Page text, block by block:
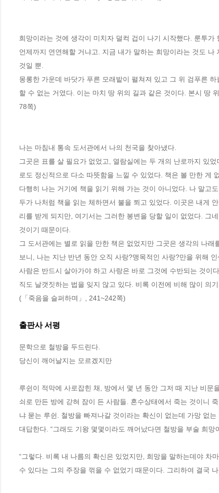
희망이라는 것에 생각이 미치자 덜컥 겁이 나기 시작했다. 룬투
언제까지 연연해할 거냐고. 지금 내가 말하는 희망이라는 것도
것일 뿐.
몽롱한 가운데 바닷가 푸른 모래밭이 펼쳐져 있고 그 위 검푸른
할 수 없는 거였다. 이는 마치 땅 위의 길과 같은 것이다. 본시 땅
78쪽)
나는 마침내 통속 도서관에서 나의 천국을 찾아냈다.
그곳은 표를 살 필요가 없었고, 열람실에는 두 개의 난로까지 있
로도 정신적으로 다소 따뜻함을 느낄 수 있었다. 책은 볼 만한 게
다행히 나는 거기에 책을 읽기 위해 가는 것이 아니었다. 나 말고
두가 나처럼 책을 읽는 체하면서 불을 쬐고 있었다. 이곳은 내게
리를 받게 되지만, 여기서는 그러한 봉변을 당할 일이 없었다. 그
것이기 때문이다.
그 도서관에는 별로 읽을 만한 책은 없었지만 그곳은 생각의 나
보니, 나는 지난 반년 동안 오직 사랑?맹목적인 사랑?만을 위해
사람은 반드시 살아가야 하고 사랑은 바로 그것에 수반되는 것이
직도 날갯짓하는 법을 잊지 않고 있다. 비록 이전에 비해 많이 의
(「죽음을 슬퍼하며」, 241~242쪽)
출판사 서평
문학으로 철방을 두드린다.
당신이 깨어날지는 모르겠지만
루쉰이 적막에 사로잡힌 채, 방에서 몇 년 동안 그저 때 지난 비
쇠로 만든 방에 갇혀 잠이 든 사람들. 혼수상태에서 죽는 것이니
냐 묻는 루쉰. 철방을 빠져나갈 것이라는 확신이 없는데 가망 없
대답한다. “그래도 기왕 몇몇이라도 깨어났다면 철방을 부술 희망
“그렇다. 비록 내 나름의 확신은 있었지만, 희망을 말하는데야 차
수 있다는 그의 주장을 꺾을 수 없었기 때문이다. 그리하여 결국